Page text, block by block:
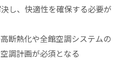
し、快適性を確保する必要が
断熱化や全館空調システムの
調計画が必須となる